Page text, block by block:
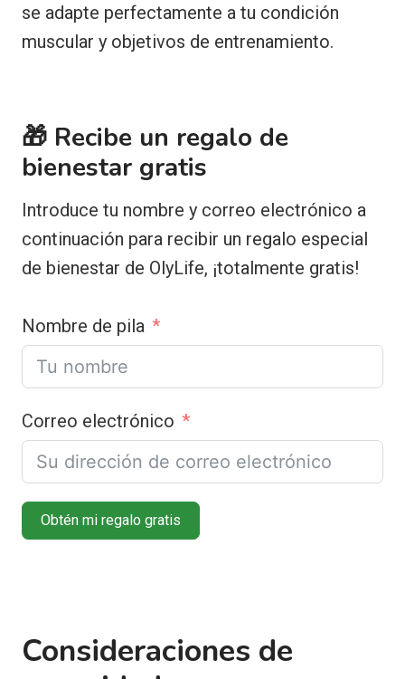
se adapte perfectamente a tu condición
muscular y objetivos de entrenamiento.
🎁 Recibe un regalo de
bienestar gratis
Introduce tu nombre y correo electrónico a
continuación para recibir un regalo especial
de bienestar de OlyLife, ¡totalmente gratis!
Nombre de pila
Correo electrónico
Obtén mi regalo gratis
Consideraciones de